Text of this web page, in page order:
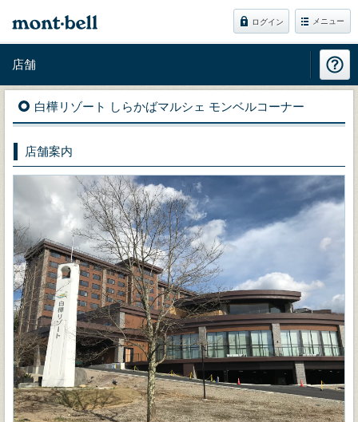
ログイン メニュー
店舗
白樺リゾート しらかばマルシェ モンベルコーナー
店舗案内